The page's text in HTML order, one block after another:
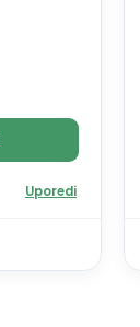
Uporedi